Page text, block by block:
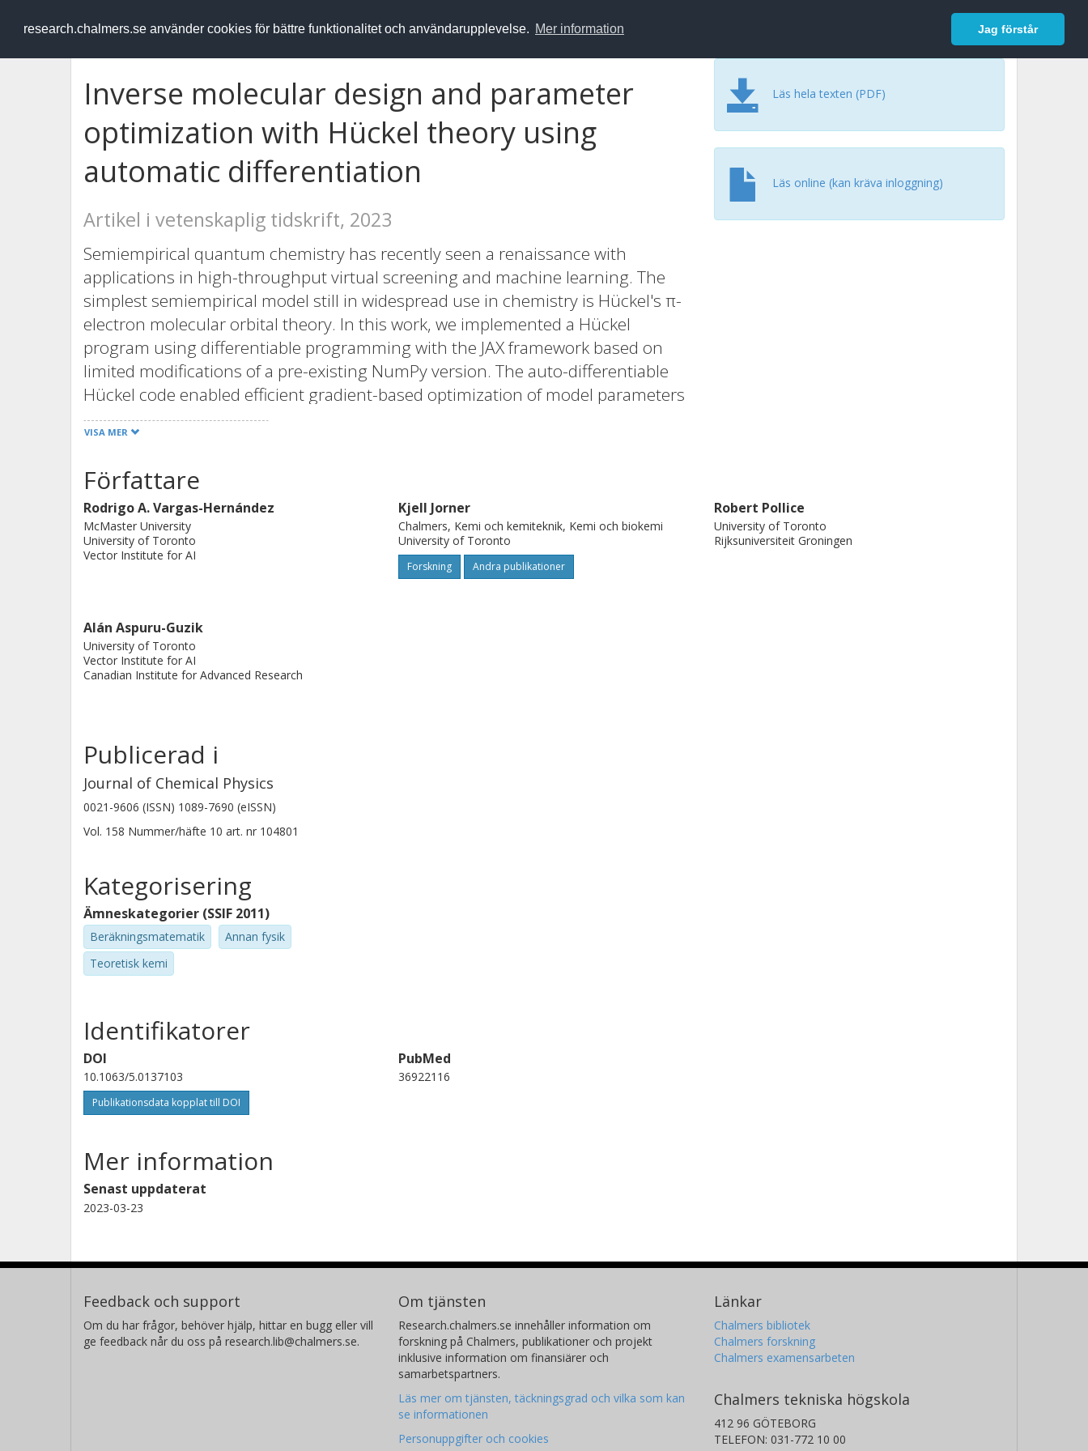
research.chalmers.se använder cookies för bättre funktionalitet och användarupplevelse. Mer information Jag förstår
RESEARCH.chalmers.se Logga in
Inverse molecular design and parameter
optimization with Hückel theory using
automatic differentiation
Artikel i vetenskaplig tidskrift, 2023
Semiempirical quantum chemistry has recently seen a renaissance with
applications in high-throughput virtual screening and machine learning. The
simplest semiempirical model still in widespread use in chemistry is Hückel's π-
electron molecular orbital theory. In this work, we implemented a Hückel
program using differentiable programming with the JAX framework based on
limited modifications of a pre-existing NumPy version. The auto-differentiable
Hückel code enabled efficient gradient-based optimization of model parameters
tuned for excitation energies and molecular polarizabilities, respectively, based
on as few as 100 data points from density functional theory simulations. In
via auto-differentiation shows the potential of differentiable programming to
bypass the need for numeric differentiation or derivation of analytical
expressions. Finally, we employ gradient-based optimization of atom identity for
inverse design of organic electronic materials with targeted orbital energy gaps
and polarizabilities. Optimized structures are obtained after as little as 15
VISA MER
Läs hela texten (PDF)
Läs online (kan kräva inloggning)
Författare
Rodrigo A. Vargas-Hernández
McMaster University
University of Toronto
Vector Institute for AI
Kjell Jorner
Chalmers, Kemi och kemiteknik, Kemi och biokemi
University of Toronto
Forskning Andra publikationer
Robert Pollice
University of Toronto
Rijksuniversiteit Groningen
Alán Aspuru-Guzik
University of Toronto
Vector Institute for AI
Canadian Institute for Advanced Research
Publicerad i
Journal of Chemical Physics
0021-9606 (ISSN) 1089-7690 (eISSN)
Vol. 158 Nummer/häfte 10 art. nr 104801
Kategorisering
Ämneskategorier (SSIF 2011)
Beräkningsmatematik
Annan fysik
Teoretisk kemi
Identifikatorer
DOI
10.1063/5.0137103
Publikationsdata kopplat till DOI
PubMed
36922116
Mer information
Senast uppdaterat
2023-03-23
Feedback och support
Om du har frågor, behöver hjälp, hittar en bugg eller vill
ge feedback når du oss på research.lib@chalmers.se.
Om tjänsten
Research.chalmers.se innehåller information om
forskning på Chalmers, publikationer och projekt
inklusive information om finansiärer och
samarbetspartners.
Läs mer om tjänsten, täckningsgrad och vilka som kan
se informationen
Personuppgifter och cookies
Länkar
Chalmers bibliotek
Chalmers forskning
Chalmers examensarbeten
Chalmers tekniska högskola
412 96 GÖTEBORG
TELEFON: 031-772 10 00